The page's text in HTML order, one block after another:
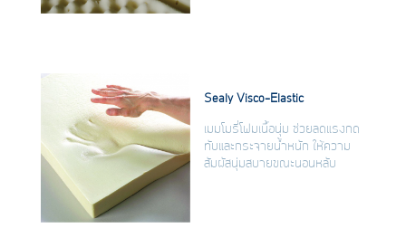
Sealy Visco-Elastic
เมมโมรี่โฟมเนื้อนุ่ม ช่วยลดแรงกด
ทับและกระจายน้ำหนัก ให้ความ
สัมผัสนุ่มสบายขณะนอนหลับ